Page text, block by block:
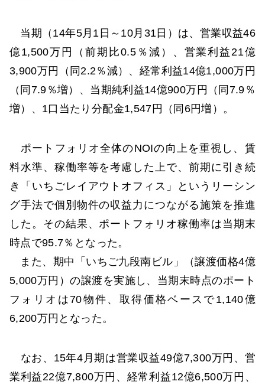
当期（14年5月1日～10月31日）は、営業収益46
億1,500万円（前期比0.5％減）、営業利益21億
3,900万円（同2.2％減）、経常利益14億1,000万円
（同7.9％増）、当期純利益14億900万円（同7.9％
増）、1口当たり分配金1,547円（同6円増）。
ポートフォリオ全体のNOIの向上を重視し、賃
料水準、稼働率等を考慮した上で、前期に引き続
き「いちごレイアウトオフィス」というリーシン
グ手法で個別物件の収益力につながる施策を推進
した。その結果、ポートフォリオ稼働率は当期末
時点で95.7％となった。
また、期中「いちご九段南ビル」（譲渡価格4億
5,000万円）の譲渡を実施し、当期末時点のポート
フォリオは70物件、取得価格ベースで1,140億
6,200万円となった。
なお、15年4月期は営業収益49億7,300万円、営
業利益22億7,800万円、経常利益12億6,500万円、